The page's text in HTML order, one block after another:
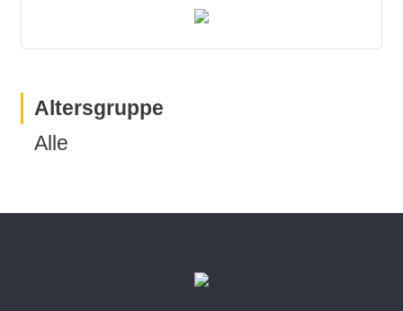
Altersgruppe
Alle